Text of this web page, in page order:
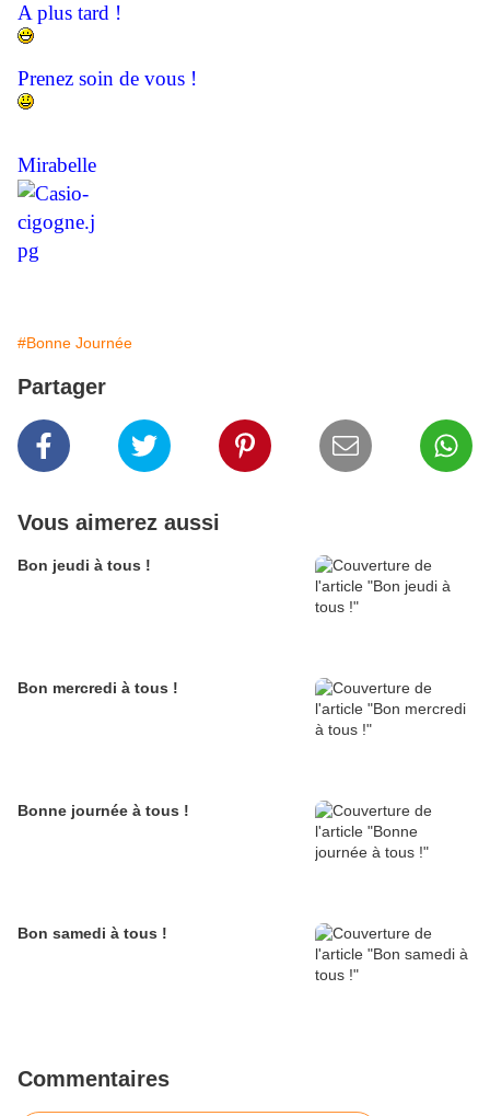
A plus tard !
Prenez soin de vous !
Mirabelle
#Bonne Journée
Partager
Vous aimerez aussi
Bon jeudi à tous !
Bon mercredi à tous !
Bonne journée à tous !
Bon samedi à tous !
Commentaires